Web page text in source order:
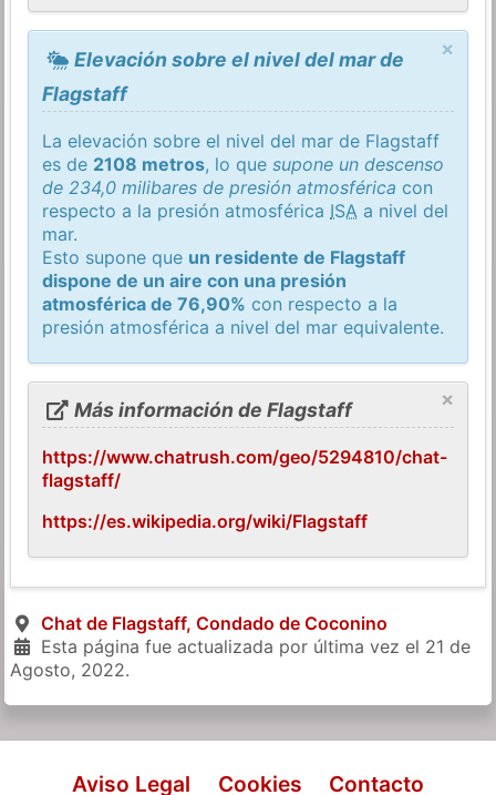
×
Elevación sobre el nivel del mar de
Flagstaff
La elevación sobre el nivel del mar de Flagstaff
es de 2108 metros, lo quesupone un descenso
de 234,0 milibares de presión atmosférica con
respecto a la presión atmosférica ISA a nivel del
mar.
Esto supone que un residente de Flagstaff
dispone de un aire con una presión
atmosférica de 76,90% con respecto a la
presión atmosférica a nivel del mar equivalente.
×
Más información de Flagstaff
https://www.chatrush.com/geo/5294810/chat-
flagstaff/
https://es.wikipedia.org/wiki/Flagstaff
Chat de Flagstaff, Condado de Coconino
Esta página fue actualizada por última vez el 21 de
Agosto, 2022.
Aviso Legal Cookies Contacto